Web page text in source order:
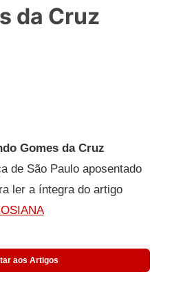
da Cruz
Gomes da Cruz
de São Paulo aposentado
ler a íntegra do artigo
aos Artigos